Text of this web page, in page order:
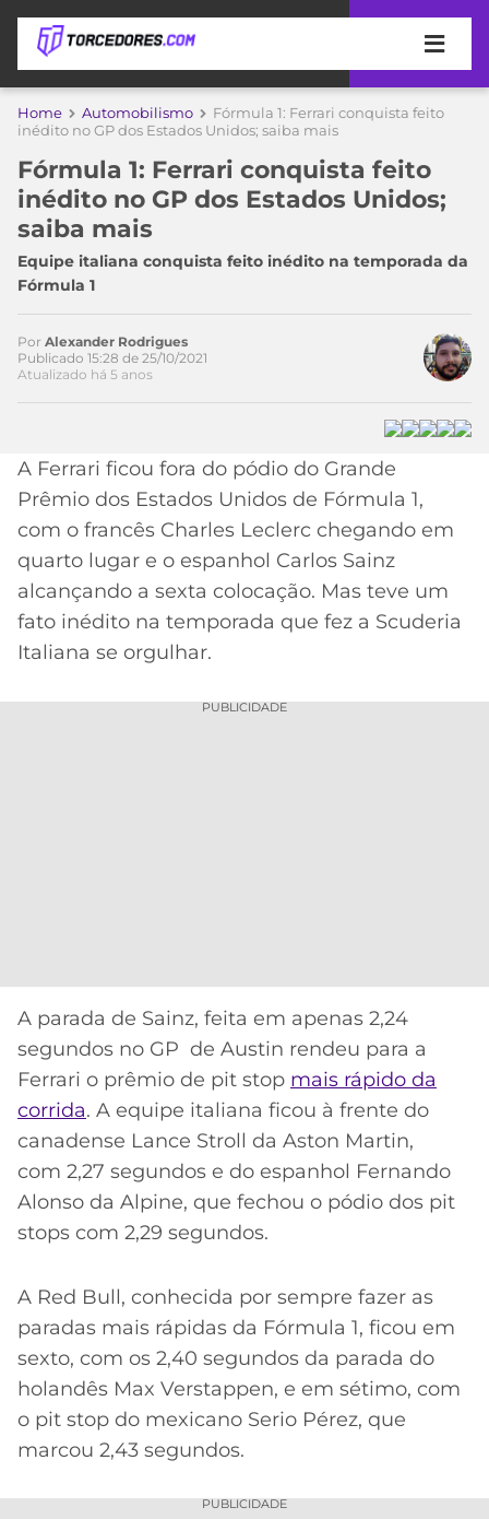
APOSTAS
DE
APOSTA
MELHORES
SITES
DE
APOSTAS
2026
BETBOOM
CÓDIGO
DE
INDICAÇÃO
BET365
CÓDIGO
CASSINOS
ONLINE
2026
COPA
DO
MUNDO
TIMES
MEU
TIME
PALMEIRAS
CORINTHIANS
SÃO
PAULO
SANTOS
GRÊMIO
ATLÉTICO
MG
CRUZEIRO
CAMPEONATOS
SÉRIE
LIBERTADORES
COPA
DO
BRASIL
LALIGA
ESPORTIVA
MERCADO
DA
BOLA
PALPITES
Home Automobilismo
Fórmula 1: Ferrari conquista feito
inédito no GP dos Estados Unidos; saiba mais
Fórmula 1: Ferrari conquista feito
inédito no GP dos Estados Unidos;
saiba mais
Equipe italiana conquista feito inédito na temporada da
Fórmula 1
Acesse o perfil do autor
no Twitter
Por Alexander Rodrigues
Publicado 15:28 de 25/10/2021
Atualizado há 5 anos
A Ferrari ficou fora do pódio do Grande
Prêmio dos Estados Unidos de Fórmula 1,
com o francês Charles Leclerc chegando em
quarto lugar e o espanhol Carlos Sainz
alcançando a sexta colocação. Mas teve um
fato inédito na temporada que fez a Scuderia
Italiana se orgulhar.
PUBLICIDADE
A parada de Sainz, feita em apenas 2,24
segundos no GP de Austin rendeu para a
Ferrari o prêmio de pit stop mais rápido da
corrida. A equipe italiana ficou à frente do
canadense Lance Stroll da Aston Martin,
com 2,27 segundos e do espanhol Fernando
Alonso da Alpine, que fechou o pódio dos pit
stops com 2,29 segundos.
A Red Bull, conhecida por sempre fazer as
paradas mais rápidas da Fórmula 1, ficou em
sexto, com os 2,40 segundos da parada do
holandês Max Verstappen, e em sétimo, com
o pit stop do mexicano Serio Pérez, que
marcou 2,43 segundos.
PUBLICIDADE